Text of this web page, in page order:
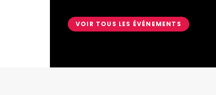
VOIR TOUS LES ÉVÉNEMENTS